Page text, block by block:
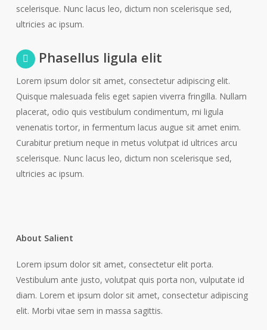
scelerisque. Nunc lacus leo, dictum non scelerisque sed,
ultricies ac ipsum.
Phasellus ligula elit
Lorem ipsum dolor sit amet, consectetur adipiscing elit.
Quisque malesuada felis eget sapien viverra fringilla. Nullam
placerat, odio quis vestibulum condimentum, mi ligula
venenatis tortor, in fermentum lacus augue sit amet enim.
Curabitur pretium neque in metus volutpat id ultrices arcu
scelerisque. Nunc lacus leo, dictum non scelerisque sed,
ultricies ac ipsum.
About Salient
Lorem ipsum dolor sit amet, consectetur elit porta.
Vestibulum ante justo, volutpat quis porta non, vulputate id
diam. Lorem et ipsum dolor sit amet, consectetur adipiscing
elit. Morbi vitae sem in massa sagittis.